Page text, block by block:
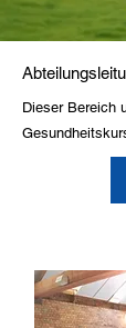
Dieser Bereich